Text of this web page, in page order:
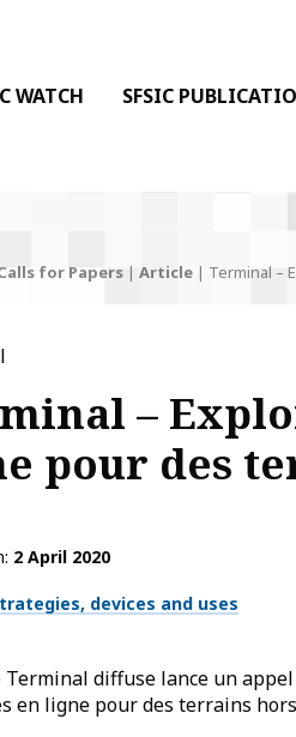
la Communication
WATCH SFSIC
for Papers| Article| Terminal –
–
pour des
2 April 2020
devices and uses
Terminal diffuse lance un
en ligne pour des terrains